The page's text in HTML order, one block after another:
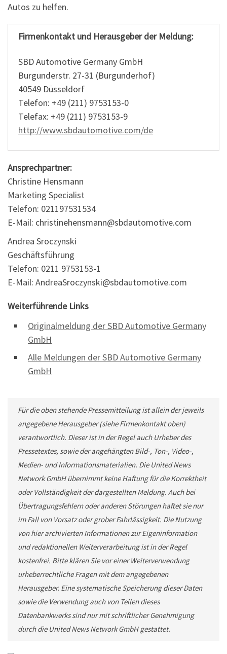
Autos zu helfen.
Firmenkontakt und Herausgeber der Meldung:
SBD Automotive Germany GmbH
Burgunderstr. 27-31 (Burgunderhof)
40549 Düsseldorf
Telefon: +49 (211) 9753153-0
Telefax: +49 (211) 9753153-9
http://www.sbdautomotive.com/de
Ansprechpartner:
Christine Hensmann
Marketing Specialist
Telefon: 021197531534
E-Mail: christinehensmann@sbdautomotive.com
Andrea Sroczynski
Geschäftsführung
Telefon: 0211 9753153-1
E-Mail: AndreaSroczynski@sbdautomotive.com
Weiterführende Links
Originalmeldung der SBD Automotive Germany
GmbH
Alle Meldungen der SBD Automotive Germany
GmbH
Für die oben stehende Pressemitteilung ist allein der jeweils
angegebene Herausgeber (siehe Firmenkontakt oben)
verantwortlich. Dieser ist in der Regel auch Urheber des
Pressetextes, sowie der angehängten Bild-, Ton-, Video-,
Medien- und Informationsmaterialien. Die United News
Network GmbH übernimmt keine Haftung für die Korrektheit
oder Vollständigkeit der dargestellten Meldung. Auch bei
Übertragungsfehlern oder anderen Störungen haftet sie nur
im Fall von Vorsatz oder grober Fahrlässigkeit. Die Nutzung
von hier archivierten Informationen zur Eigeninformation
und redaktionellen Weiterverarbeitung ist in der Regel
kostenfrei. Bitte klären Sie vor einer Weiterverwendung
urheberrechtliche Fragen mit dem angegebenen
Herausgeber. Eine systematische Speicherung dieser Daten
sowie die Verwendung auch von Teilen dieses
Datenbankwerks sind nur mit schriftlicher Genehmigung
durch die United News Network GmbH gestattet.